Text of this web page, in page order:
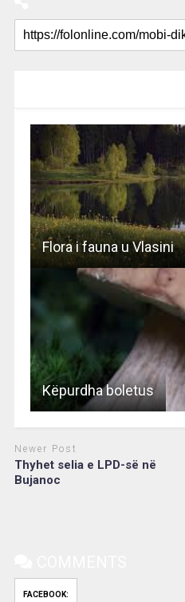
Flora i fauna u Vlasini
Këpurdha boletus
Newer Post
Thyhet selia e LPD-së në
Bujanoc
FACEBOOK: